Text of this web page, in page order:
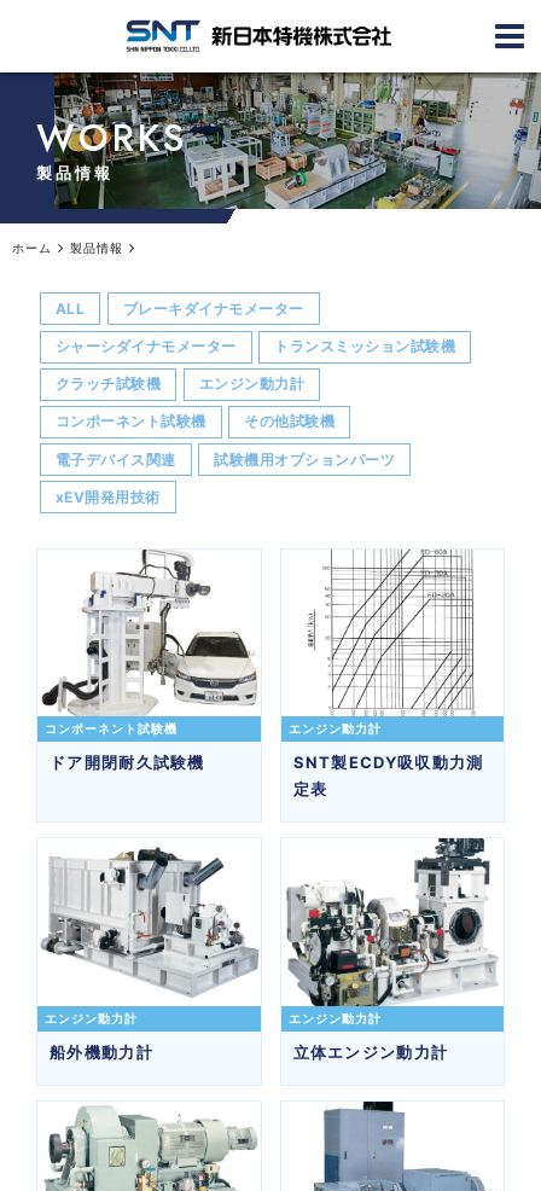
WORKS
製品情報
ホーム 製品情報
ALL ブレーキダイナモメーター
シャーシダイナモメーター トランスミッション試験機
クラッチ試験機 エンジン動力計
コンポーネント試験機 その他試験機
電子デバイス関連 試験機用オプションパーツ
xEV開発用技術
コンポーネント試験機
ドア開閉耐久試験機
エンジン動力計
SNT製ECDY吸収動力測
定表
エンジン動力計
船外機動力計
エンジン動力計
立体エンジン動力計